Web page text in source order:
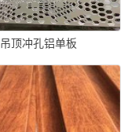
吊顶冲孔铝单板